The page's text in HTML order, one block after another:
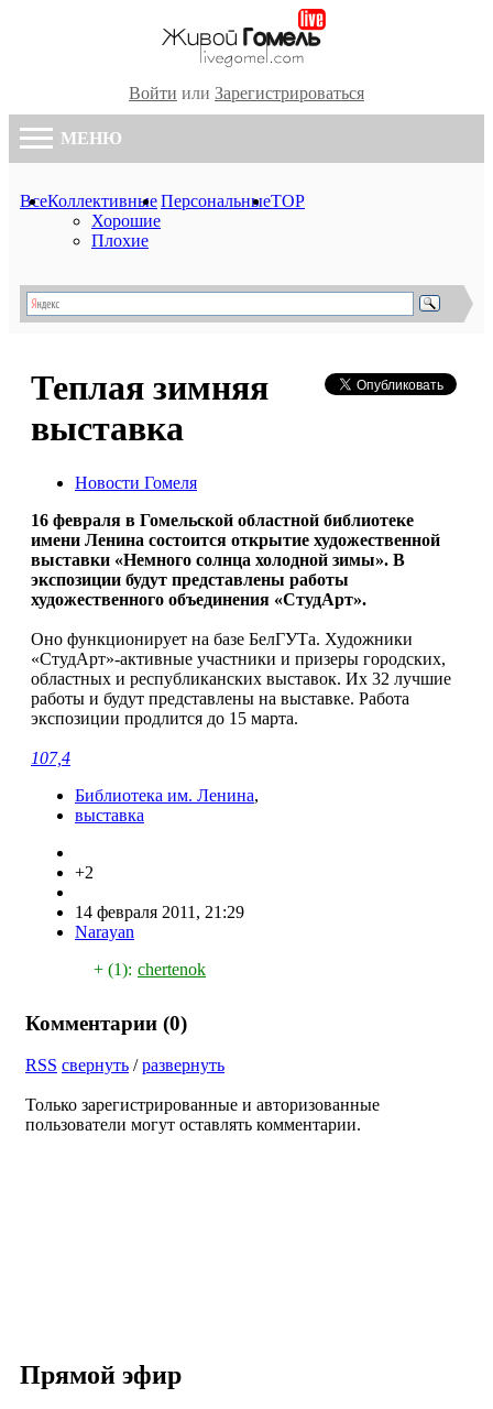
Войти или Зарегистрироваться
МЕНЮ
ВсеКоллективные
Хорошие
Плохие
ПерсональныеTOP
Теплая зимняя
выставка
Новости Гомеля
16 февраля в Гомельской областной библиотеке
имени Ленина состоится открытие художественной
выставки «Немного солнца холодной зимы». В
экспозиции будут представлены работы
художественного объединения «СтудАрт».
Оно функционирует на базе БелГУТа. Художники
«СтудАрт»-активные участники и призеры городских,
областных и республиканских выставок. Их 32 лучшие
работы и будут представлены на выставке. Работа
экспозиции продлится до 15 марта.
107,4
Библиотека им. Ленина,
выставка
+2
14 февраля 2011, 21:29
Narayan
+ (1): chertenok
Комментарии (0)
RSS свернуть /развернуть
Только зарегистрированные и авторизованные
пользователи могут оставлять комментарии.
Прямой эфир